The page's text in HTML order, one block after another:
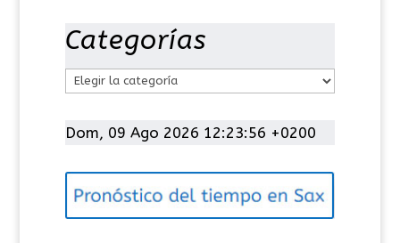
Categorías
t
g
Dom, 09 Ago 2026 12:23:57 +0200